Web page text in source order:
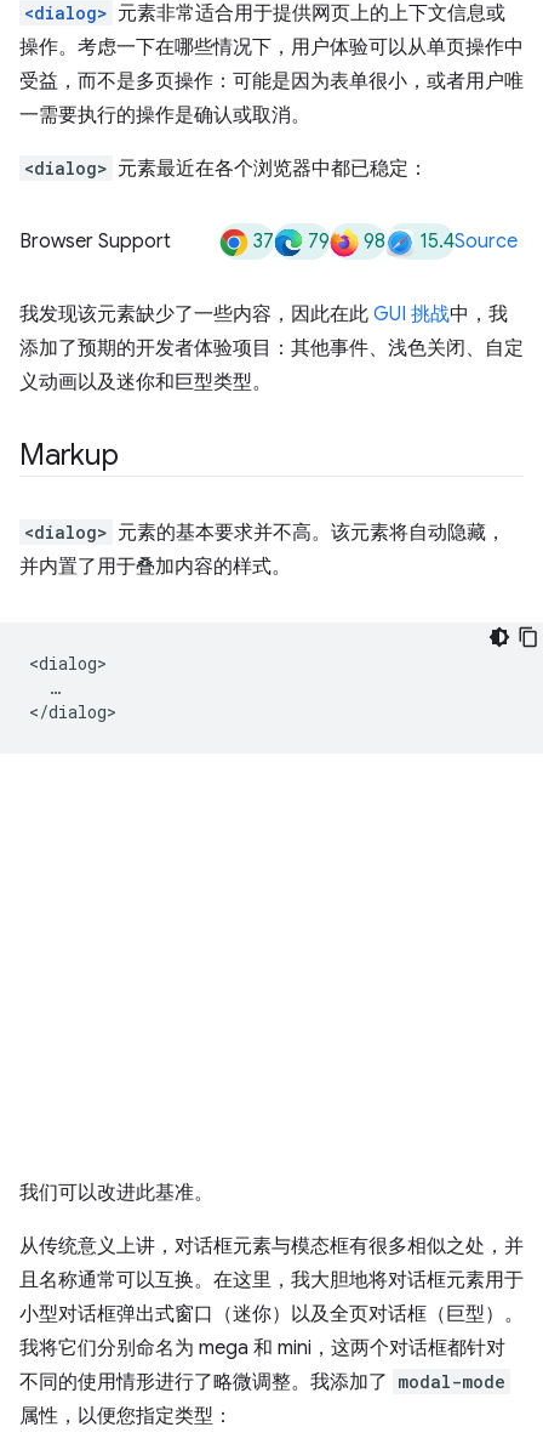
<dialog> 元素非常适合用于提供网页上的上下文信息或
操作。考虑一下在哪些情况下，用户体验可以从单页操作中
受益，而不是多页操作：可能是因为表单很小，或者用户唯
一需要执行的操作是确认或取消。
<dialog> 元素最近在各个浏览器中都已稳定：
Browser Support 37 79 98 15.4Source
我发现该元素缺少了一些内容，因此在此 GUI 挑战中，我
添加了预期的开发者体验项目：其他事件、浅色关闭、自定
义动画以及迷你和巨型类型。
Markup
<dialog> 元素的基本要求并不高。该元素将自动隐藏，
并内置了用于叠加内容的样式。
<dialog>
  …
我们可以改进此基准。
从传统意义上讲，对话框元素与模态框有很多相似之处，并
且名称通常可以互换。在这里，我大胆地将对话框元素用于
小型对话框弹出式窗口（迷你）以及全页对话框（巨型）。
我将它们分别命名为 mega 和 mini，这两个对话框都针对
不同的使用情形进行了略微调整。我添加了 modal-mode
属性，以便您指定类型：